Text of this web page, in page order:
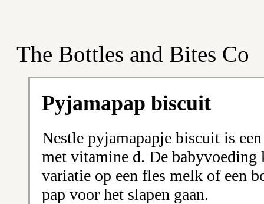
The Bottles and Bites Co
Pyjamapap biscuit
Nestle pyjamapapje biscuit is
met vitamine d. De babyvoeding
variatie op een fles melk of een
pap voor het slapen gaan.